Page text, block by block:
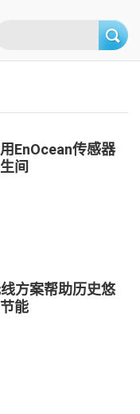
居产品，智能家居解决方
EnOcean传感器
间
方案帮助历史悠
能